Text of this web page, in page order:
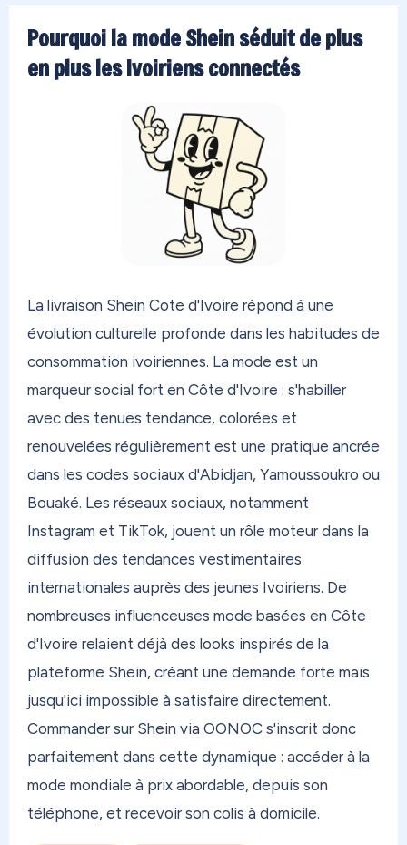
Pourquoi la mode Shein séduit de plus
en plus les Ivoiriens connectés
La livraison Shein Cote d'Ivoire répond à une
évolution culturelle profonde dans les habitudes de
consommation ivoiriennes. La mode est un
marqueur social fort en Côte d'Ivoire : s'habiller
avec des tenues tendance, colorées et
renouvelées régulièrement est une pratique ancrée
dans les codes sociaux d'Abidjan, Yamoussoukro ou
Bouaké. Les réseaux sociaux, notamment
Instagram et TikTok, jouent un rôle moteur dans la
diffusion des tendances vestimentaires
internationales auprès des jeunes Ivoiriens. De
nombreuses influenceuses mode basées en Côte
d'Ivoire relaient déjà des looks inspirés de la
plateforme Shein, créant une demande forte mais
jusqu'ici impossible à satisfaire directement.
Commander sur Shein via OONOC s'inscrit donc
parfaitement dans cette dynamique : accéder à la
mode mondiale à prix abordable, depuis son
téléphone, et recevoir son colis à domicile.